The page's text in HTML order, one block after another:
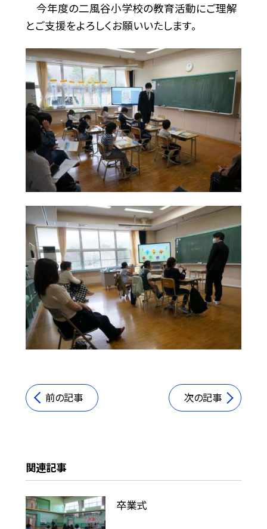
今年度の二風谷小学校の教育活動にご理解
とご支援をよろしくお願いいたします。
前の記事 次の記事
関連記事
卒業式